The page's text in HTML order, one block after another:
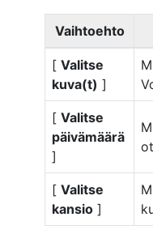
Vaihtoehto
[ Valitse
kuva(t) ]
[ Valitse
päivämäärä
]
[ Valitse
kansio ]